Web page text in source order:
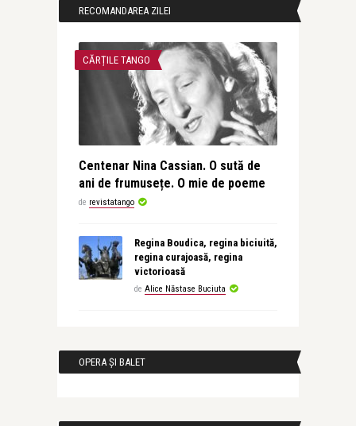
RECOMANDAREA ZILEI
CĂRȚILE TANGO
Centenar Nina Cassian. O sută de
ani de frumusețe. O mie de poeme
de revistatango
Regina Boudica, regina biciuită,
regina curajoasă, regina
victorioasă
de Alice Năstase Buciuta
OPERA ȘI BALET